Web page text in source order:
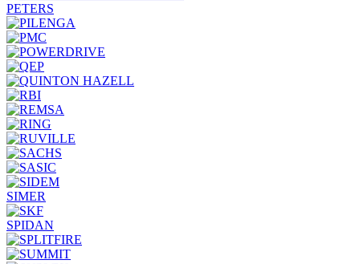
PETERS
SIMER
SPIDAN